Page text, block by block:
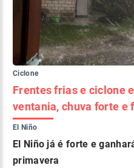
Ciclone
Frentes frias e ciclone
ventania, chuva forte e
El Niño
El Niño já é forte e
primavera